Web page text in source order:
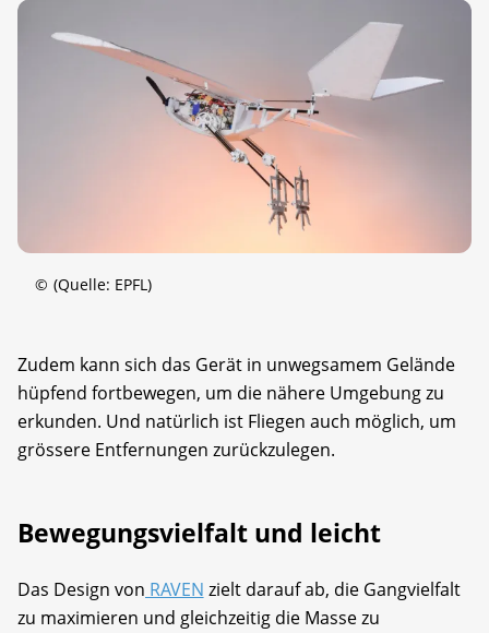
© (Quelle: EPFL)
Zudem kann sich das Gerät in unwegsamem Gelände
hüpfend fortbewegen, um die nähere Umgebung zu
erkunden. Und natürlich ist Fliegen auch möglich, um
grössere Entfernungen zurückzulegen.
Bewegungsvielfalt und leicht
Das Design von RAVEN zielt darauf ab, die Gangvielfalt
zu maximieren und gleichzeitig die Masse zu